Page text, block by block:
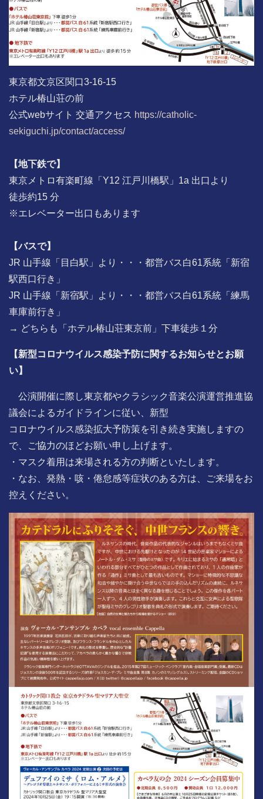
東京都文京区関口3-16-15
ホテル椿山荘の前
公式webサイト 交通アクセス https://catholic-
sekiguchi.jp/contact/access/
【地下鉄で】
東京メトロ有楽町線「Y12 江戸川橋駅」1a 出口より
徒歩約15 分
※エレベーター出口もあります
【バスで】
JR 山手線「目白駅」より・・・都営バス白61系統「新宿
駅西口行き」
JR 山手線「新宿駅」より・・・都営バス白61系統「練馬
車庫前行き」
→ どちらも「ホテル椿山荘東京前」下車徒歩１分
【新型コロナウイルス感染予防に関するお知らせとお願
い】
公演開催に際し東京都やクラシック音楽公演運営推進協
議会によるガイドラインに従い、新型
コロナウイルス感染拡大予防策を引き続き実施しますの
で、ご協力のほどお願い申し上げます。
・マスク着用は来場される方の判断といたします。
・なお、発熱・咳・倦怠感等症状のある方は、ご来場をお
控えください。